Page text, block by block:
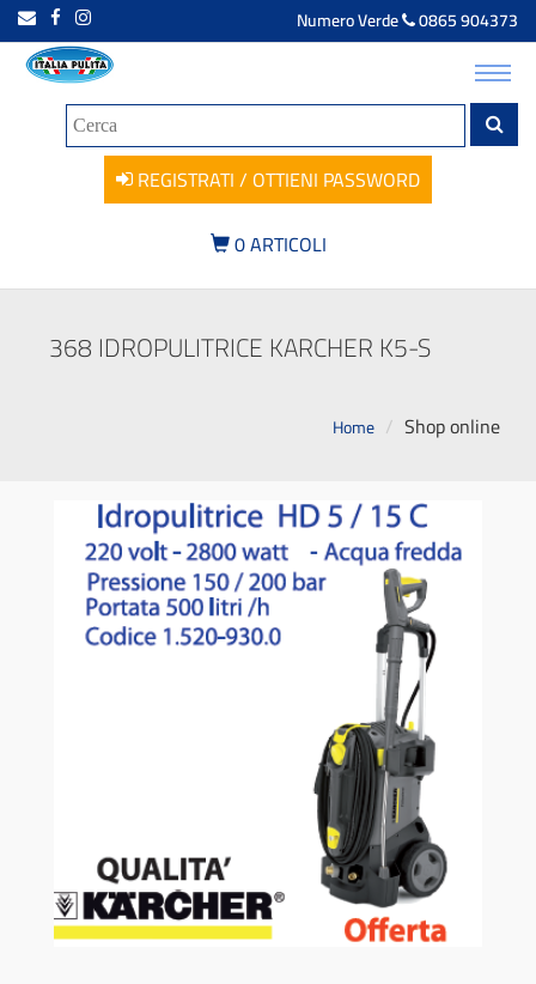
Numero Verde 0865 904373
REGISTRATI / OTTIENI PASSWORD
0ARTICOLI
368 IDROPULITRICE KARCHER K5-S
Home Shop online